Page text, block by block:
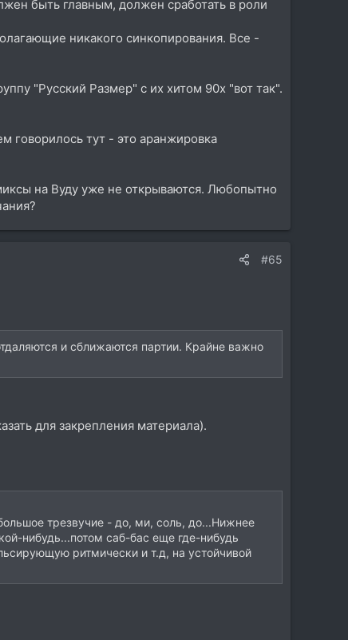
быть главным, должен сработать в роли
никакого синкопирования. Все -
"Русский Размер" с их хитом 90х "вот так".
говорилось тут - это аранжировка
на Вуду уже не открываются. Любопытно
#65
и сближаются партии. Крайне важно
для закрепления материала).
трезвучие - до, ми, соль, до...Нижнее
нибудь...потом саб-бас еще где-нибудь
ритмически и т.д, на устойчивой